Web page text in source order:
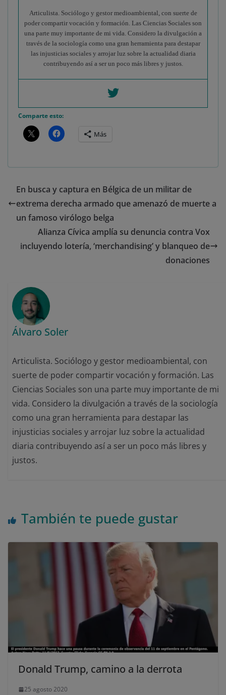
Articulista. Sociólogo y gestor medioambiental, con suerte de
poder compartir vocación y formación. Las Ciencias Sociales son
una parte muy importante de mi vida. Considero la divulgación a
través de la sociología como una gran herramienta para destapar
las injusticias sociales y arrojar luz sobre la actualidad diaria
contribuyendo así a ser un poco más libres y justos.
Comparte esto:
Más
En busca y captura en Bélgica de un militar de
extrema derecha armado que amenazó de muerte a
un famoso virólogo belga
Alianza Cívica amplía su denuncia contra Vox
incluyendo lotería, ‘merchandising’ y blanqueo de
donaciones
Álvaro Soler
Articulista. Sociólogo y gestor medioambiental, con
suerte de poder compartir vocación y formación. Las
Ciencias Sociales son una parte muy importante de mi
vida. Considero la divulgación a través de la sociología
como una gran herramienta para destapar las
injusticias sociales y arrojar luz sobre la actualidad
diaria contribuyendo así a ser un poco más libres y
justos.
También te puede gustar
Donald Trump, camino a la derrota
25 agosto 2020